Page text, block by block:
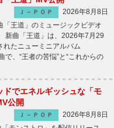
Ｊ－ＰＯＰ
2026年8月8日
王道」のミュージックビデオ
曲「王道」は、2026年7月29
れたニューミニアルバム
で、“王者の苦悩”と“これからの
でエネルギッシュな「モ
公開
Ｊ－ＰＯＰ
2026年8月8日